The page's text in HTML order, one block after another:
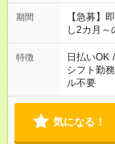
期間
【急募】
し2カ月～
特徴 日払いOK /
シフト勤務
ル不要
気になる！